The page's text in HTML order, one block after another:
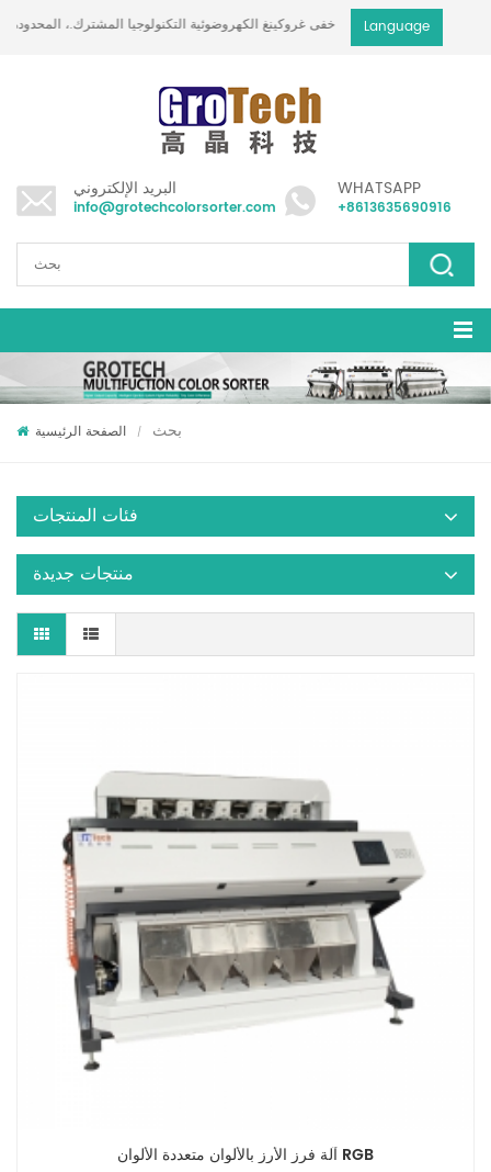
خفى غروكينغ الكهروضوئية التكنولوجيا المشترك.، المحدودة Language
البريد الإلكتروني
info@grotechcolorsorter.com
WHATSAPP
+8613635690916
الصفحة الرئيسية / بحث
فئات المنتجات
منتجات جديدة
آلة فرز الأرز بالألوان متعددة الألوان RGB